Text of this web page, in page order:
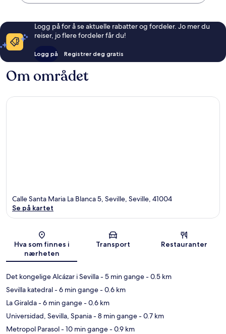
Logg på for å se aktuelle rabatter og fordeler. Jo mer du
reiser, jo flere fordeler får du!
Logg på Registrer deg gratis
Om området
Kart
Calle Santa Maria La Blanca 5, Seville, Seville, 41004
Se på kartet
Hva som finnes i
nærheten
Transport Restauranter
Det kongelige Alcázar i Sevilla- 5 min gange- 0.5 km
Sevilla katedral- 6 min gange- 0.6 km
La Giralda- 6 min gange- 0.6 km
Universidad, Sevilla, Spania- 8 min gange- 0.7 km
Metropol Parasol- 10 min gange- 0.9 km